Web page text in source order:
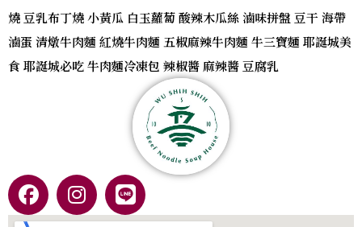
燒 豆乳布丁燒 小黃瓜 白玉蘿蔔 酸辣木瓜絲 滷味拼盤 豆干 海帶
滷蛋 清燉牛肉麵 紅燒牛肉麵 五椒麻辣牛肉麵 牛三寶麵 耶誕城美
食 耶誕城必吃 牛肉麵冷凍包 辣椒醬 麻辣醬 豆腐乳